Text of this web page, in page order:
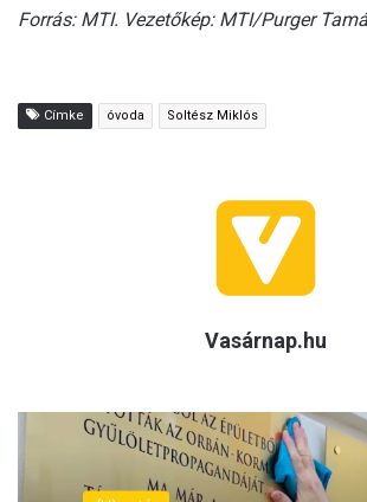
Forrás: MTI. Vezetőkép: MTI/Purger
Címke óvoda Soltész Miklós
Vasárnap.hu